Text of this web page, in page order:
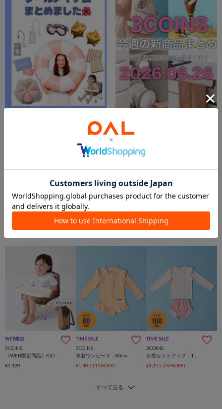
新さっぽろサンピアザ店
WEB限定
3COINS
¥2,420
TIME SALE
3COINS
水着ワンピース：80cm
¥1,402 (15%OFF)
TIME SALE
3COINS
¥1,155 (30%OFF)